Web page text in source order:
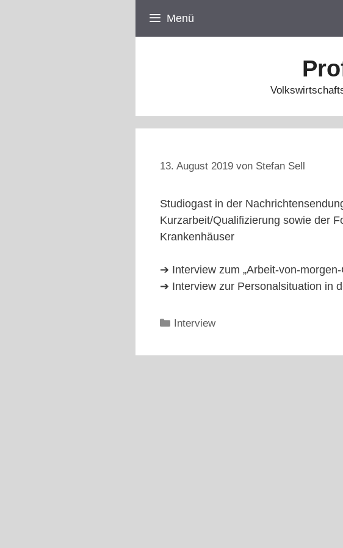
Menü
13. August 2019 von Stefan Sell
Studiogast in der
Kurzarbeit/Qualifizierung sowie der
Krankenhäuser
➔ Interview zum „Arbeit-von-
➔ Interview zur Personalsituation in
Kategorien
Interview